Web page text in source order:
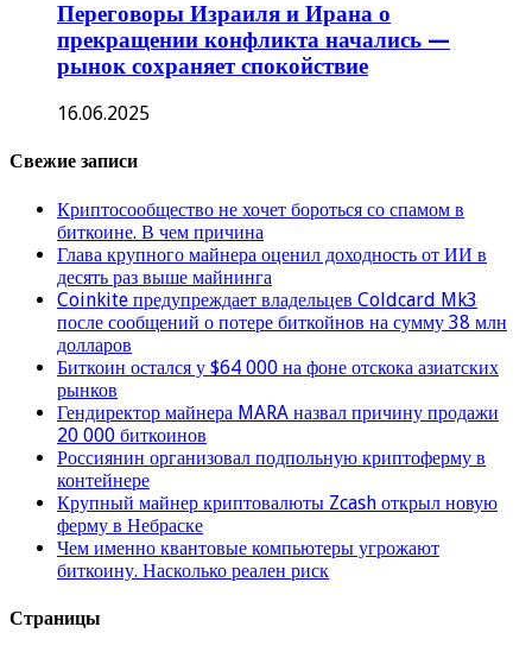
Переговоры Израиля и Ирана о
прекращении конфликта начались —
рынок сохраняет спокойствие
16.06.2025
Свежие записи
Криптосообщество не хочет бороться со спамом в
биткоине. В чем причина
Глава крупного майнера оценил доходность от ИИ в
десять раз выше майнинга
Coinkite предупреждает владельцев Coldcard Mk3
после сообщений о потере биткойнов на сумму 38 млн
долларов
Биткоин остался у $64 000 на фоне отскока азиатских
рынков
Гендиректор майнера MARA назвал причину продажи
20 000 биткоинов
Россиянин организовал подпольную криптоферму в
контейнере
Крупный майнер криптовалюты Zcash открыл новую
ферму в Небраске
Чем именно квантовые компьютеры угрожают
биткоину. Насколько реален риск
Страницы